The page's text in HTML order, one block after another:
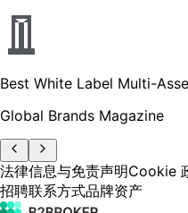
Best White Label Multi-
Global Brands Magazine
法律信息与免责声明Cookie
招聘联系方式品牌资产